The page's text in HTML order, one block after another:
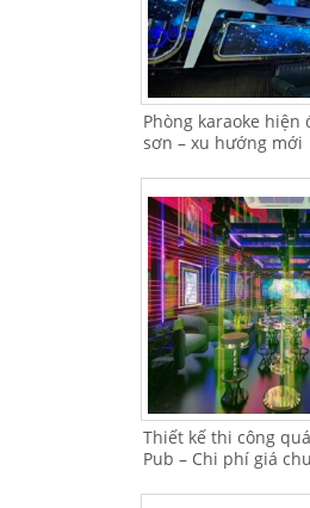
Phòng karaoke hiện
sơn – xu hướng mới
Thiết kế thi công
Pub – Chi phí giá